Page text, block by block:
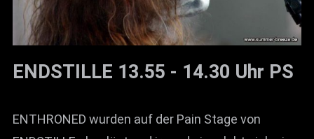
ENDSTILLE 13.55 - 14.30 Uhr PS
ENTHRONED wurden auf der Pain Stage von